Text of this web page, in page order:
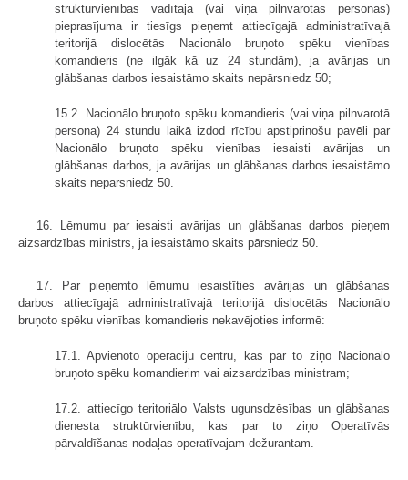
struktūrvienības vadītāja (vai viņa pilnvarotās personas)
pieprasījuma ir tiesīgs pieņemt attiecīgajā administratīvajā
teritorijā dislocētās Nacionālo bruņoto spēku vienības
komandieris (ne ilgāk kā uz 24 stundām), ja avārijas un
glābšanas darbos iesaistāmo skaits nepārsniedz 50;
15.2. Nacionālo bruņoto spēku komandieris (vai viņa pilnvarotā
persona) 24 stundu laikā izdod rīcību apstiprinošu pavēli par
Nacionālo bruņoto spēku vienības iesaisti avārijas un
glābšanas darbos, ja avārijas un glābšanas darbos iesaistāmo
skaits nepārsniedz 50.
16. Lēmumu par iesaisti avārijas un glābšanas darbos pieņem
aizsardzības ministrs, ja iesaistāmo skaits pārsniedz 50.
17. Par pieņemto lēmumu iesaistīties avārijas un glābšanas
darbos attiecīgajā administratīvajā teritorijā dislocētās Nacionālo
bruņoto spēku vienības komandieris nekavējoties informē:
17.1. Apvienoto operāciju centru, kas par to ziņo Nacionālo
bruņoto spēku komandierim vai aizsardzības ministram;
17.2. attiecīgo teritoriālo Valsts ugunsdzēsības un glābšanas
dienesta struktūrvienību, kas par to ziņo Operatīvās
pārvaldīšanas nodaļas operatīvajam dežurantam.